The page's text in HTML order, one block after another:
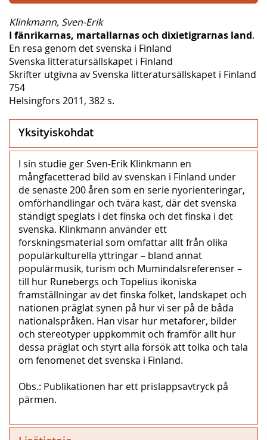
Klinkmann, Sven-Erik
I fänrikarnas, martallarnas och dixietigrarnas land.
En resa genom det svenska i Finland
Svenska litteratursällskapet i Finland
Skrifter utgivna av Svenska litteratursällskapet i Finland
754
Helsingfors 2011, 382 s.
Yksityiskohdat
I sin studie ger Sven-Erik Klinkmann en
mångfacetterad bild av svenskan i Finland under
de senaste 200 åren som en serie nyorienteringar,
omförhandlingar och tvära kast, där det svenska
ständigt speglats i det finska och det finska i det
svenska. Klinkmann använder ett
forskningsmaterial som omfattar allt från olika
populärkulturella yttringar – bland annat
populärmusik, turism och Mumindalsreferenser –
till hur Runebergs och Topelius ikoniska
framställningar av det finska folket, landskapet och
nationen präglat synen på hur vi ser på de båda
nationalspråken. Han visar hur metaforer, bilder
och stereotyper uppkommit och framför allt hur
dessa präglat och styrt alla försök att tolka och tala
om fenomenet det svenska i Finland.
Obs.: Publikationen har ett prislappsavtryck på
pärmen.